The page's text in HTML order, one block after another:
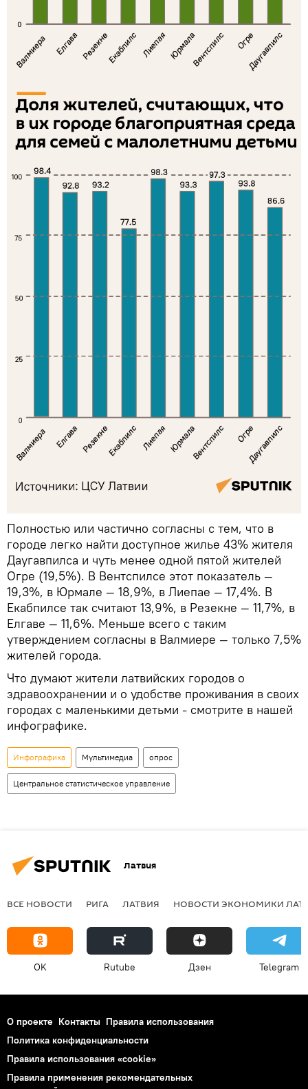
Полностью или частично согласны с тем, что в
городе легко найти доступное жилье 43% жителя
Даугавпилса и чуть менее одной пятой жителей
Огре (19,5%). В Вентспилсе этот показатель —
19,3%, в Юрмале — 18,9%, в Лиепае — 17,4%. В
Екабпилсе так считают 13,9%, в Резекне — 11,7%, в
Елгаве — 11,6%. Меньше всего с таким
утверждением согласны в Валмиере — только 7,5%
жителей города.
Что думают жители латвийских городов о
здравоохранении и о удобстве проживания в своих
городах с маленькими детьми - смотрите в нашей
инфографике.
Инфографика Мультимедиа опрос
Центральное статистическое управление
Латвия
ВСЕ НОВОСТИ РИГА ЛАТВИЯ НОВОСТИ ЭКОНОМИКИ
OK Rutube Дзен Telegram
О проекте Контакты Правила использования
Политика конфиденциальности
Правила использования «cookie»
Правила применения рекомендательных